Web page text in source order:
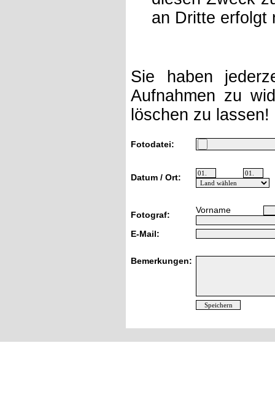
an Dritte erfolgt
Sie haben
Aufnahmen zu
löschen zu
Fotodatei:
Datum / Ort:
Fotograf: Vorname
E-Mail:
Bemerkungen: